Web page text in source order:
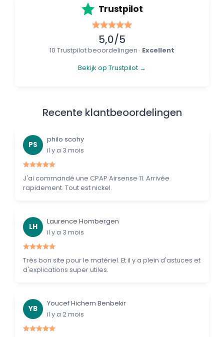
Trustpilot
5,0/5
10 Trustpilot beoordelingen · Excellent
Bekijk op Trustpilot →
Recente klantbeoordelingen
PS
philo scohy
il y a 3 mois
J'ai commandé une CPAP Airsense 11. Arrivée
rapidement. Tout est nickel.
LH
Laurence Hombergen
il y a 3 mois
Très bon site pour le matériel. Et il y a plein d'astuces et
d'explications super utiles.
YB
Youcef Hichem Benbekir
il y a 2 mois